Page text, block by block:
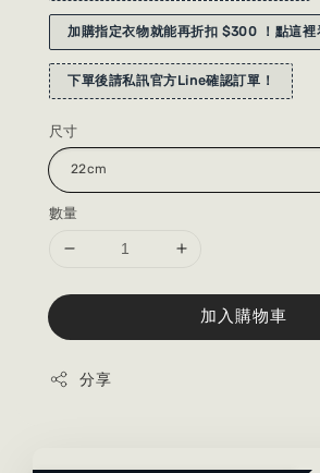
加購指定衣物就能再折扣 $300 ！點這裡
下單後請私訊官方Line確認訂單！
尺寸
數量
加入購物車
分享